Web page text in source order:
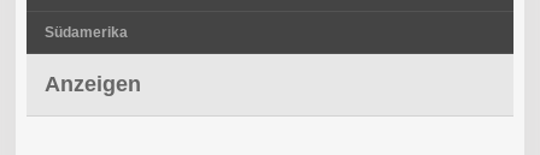
Südamerika
Anzeigen